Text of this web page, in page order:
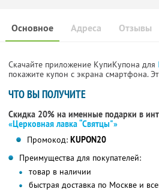
Основное Отзывы
Адреса
Скачайте приложение КупиКупона для
покажите купон с экрана смартфона.
ЧТО ВЫ ПОЛУЧИТЕ
Скидка 20% на именные подарки в
«Церковная лавка “Святцы"»
Промокод: KUPON20
Преимущества для покупателей:
товар в наличии
быстрая доставка по Москве и